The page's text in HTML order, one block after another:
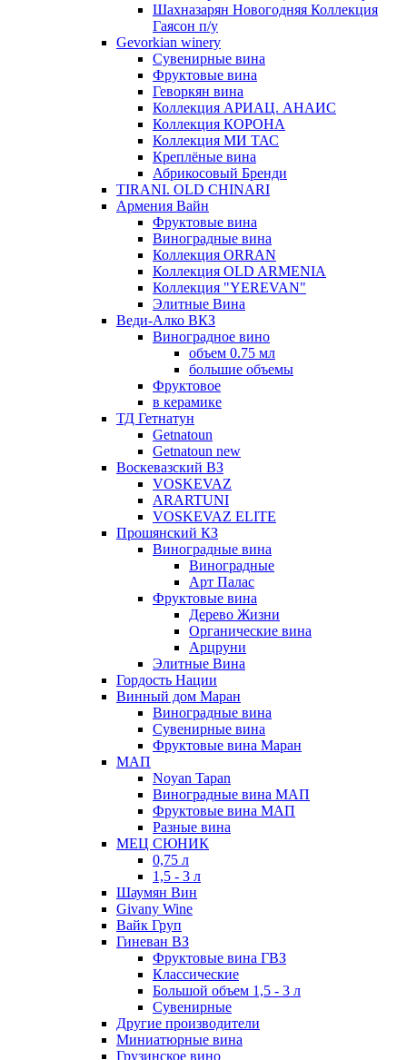
Шахназарян Новогодняя Коллекция
Гаясон п/у
Gevorkian winery
Сувенирные вина
Фруктовые вина
Геворкян вина
Коллекция АРИАЦ. АНАИС
Коллекция КОРОНА
Коллекция МИ ТАС
Креплёные вина
Абрикосовый Бренди
TIRANI. OLD CHINARI
Армения Вайн
Фруктовые вина
Виноградные вина
Коллекция ORRAN
Коллекция OLD ARMENIA
Коллекция "YEREVAN"
Элитные Вина
Веди-Алко ВКЗ
Виноградное вино
объем 0.75 мл
большие объемы
Фруктовое
в керамике
ТД Гетнатун
Getnatoun
Getnatoun new
Воскевазский ВЗ
VOSKEVAZ
ARARTUNI
VOSKEVAZ ELITE
Прошянский КЗ
Виноградные вина
Виноградные
Арт Палас
Фруктовые вина
Дерево Жизни
Органические вина
Арцруни
Элитные Вина
Гордость Нации
Винный дом Маран
Виноградные вина
Сувенирные вина
Фруктовые вина Маран
МАП
Noyan Tapan
Виноградные вина МАП
Фруктовые вина МАП
Разные вина
МЕЦ СЮНИК
0,75 л
1,5 - 3 л
Шаумян Вин
Givany Wine
Вайк Груп
Гиневан ВЗ
Фруктовые вина ГВЗ
Классические
Большой объем 1,5 - 3 л
Сувенирные
Другие производители
Миниатюрные вина
Грузинское вино